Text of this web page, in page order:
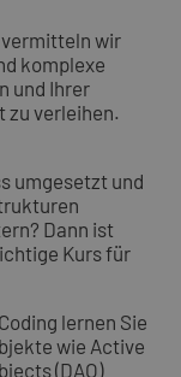
wir
komplexe
und Ihrer
zu verleihen.
umgesetzt und
Dann ist
Kurs für
lernen Sie
wie Active
(DAO)